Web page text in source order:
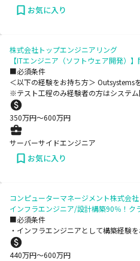
お気に入り
株式会社トップエンジニアリング
【ITエンジニア（ソフトウェア開発）
■必須条件
＜以下の経験をお持ち方＞
※テスト工程のみ経験者の方はシステム
350万円〜600万円
サーバーサイドエンジニア
お気に入り
コンピューターマネージメント株式会社
インフラエンジニア/設計構築90％！ク
■必須条件
・インフラエンジニアとして構築経験
440万円〜600万円